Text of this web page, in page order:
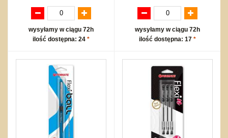
wysyłamy w ciągu 72h
ilość dostępna: 24 *
wysyłamy w ciągu 72h
ilość dostępna: 17 *